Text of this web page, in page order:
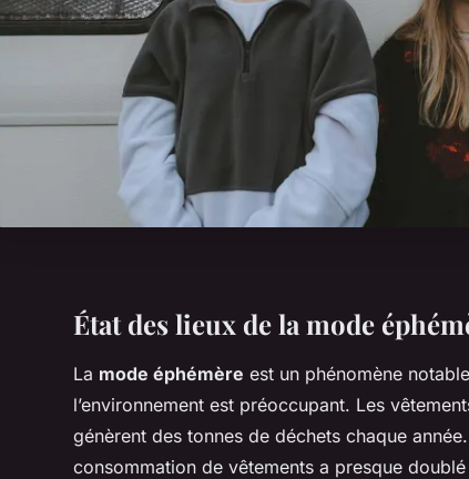
État des lieux de la mode
La mode éphémère est un phénomène
l’environnement est préoccupant. Les
génèrent des tonnes de déchets chaque
consommation de vêtements a presque